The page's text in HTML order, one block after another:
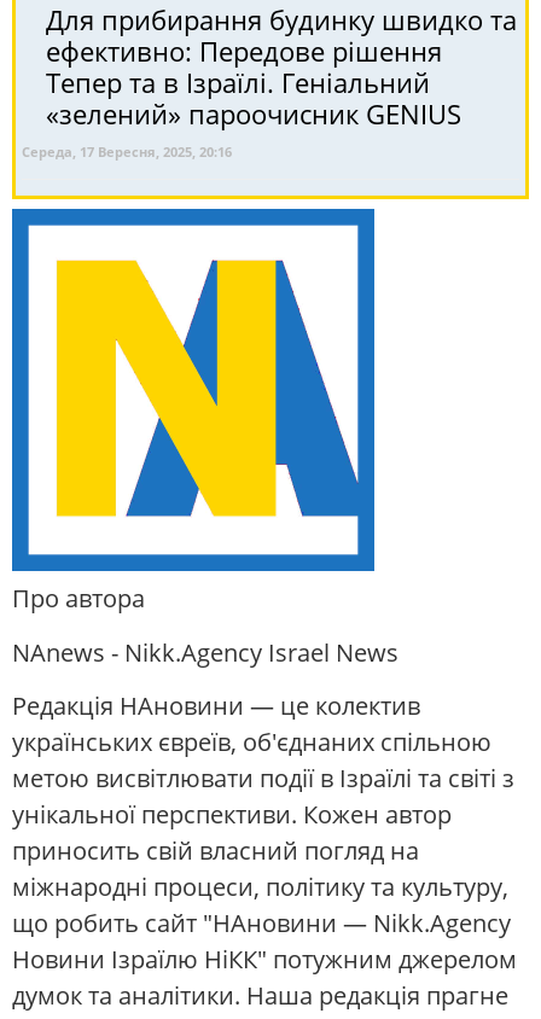
Для прибирання будинку швидко та
ефективно: Передове рішення
Тепер та в Ізраїлі. Геніальний
«зелений» пароочисник GENIUS
Середа, 17 Вересня, 2025, 20:16
Про автора
NAnews - Nikk.Agency Israel News
Редакція НАновини — це колектив
українських євреїв, об'єднаних спільною
метою висвітлювати події в Ізраїлі та світі з
унікальної перспективи. Кожен автор
приносить свій власний погляд на
міжнародні процеси, політику та культуру,
що робить сайт "НАновини — Nikk.Agency
Новини Ізраїлю НіКК" потужним джерелом
думок та аналітики. Наша редакція прагне